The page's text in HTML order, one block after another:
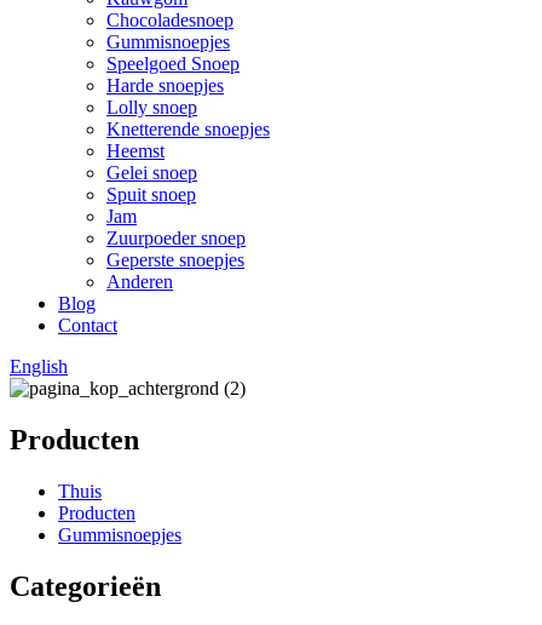
Chocoladesnoep
Gummisnoepjes
Speelgoed Snoep
Harde snoepjes
Lolly snoep
Knetterende snoepjes
Heemst
Gelei snoep
Spuit snoep
Jam
Zuurpoeder snoep
Geperste snoepjes
Anderen
Blog
Contact
English
Producten
Thuis
Producten
Gummisnoepjes
Categorieën